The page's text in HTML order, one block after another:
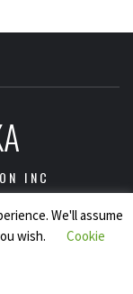
INC
2021.
Tema:
We'll assume
wish.
Cookie